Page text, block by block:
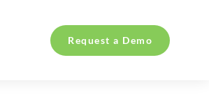
Request a Demo